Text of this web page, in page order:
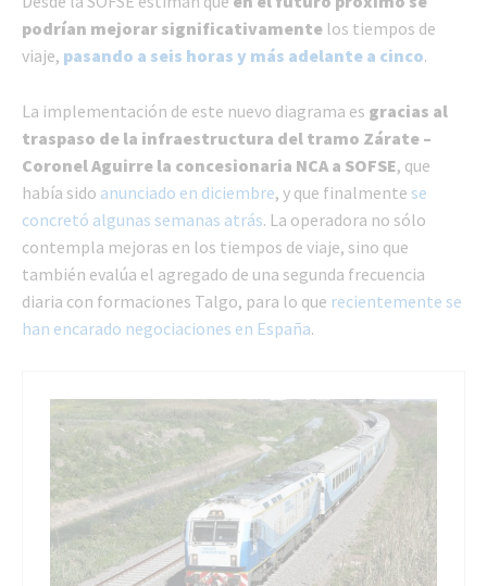
podrían mejorar significativamente los tiempos de
viaje, pasando a seis horas y más adelante a cinco.
La implementación de este nuevo diagrama es gracias al
traspaso de la infraestructura del tramo Zárate –
Coronel Aguirre la concesionaria NCA a SOFSE, que
había sido anunciado en diciembre, y que finalmente se
concretó algunas semanas atrás. La operadora no sólo
contempla mejoras en los tiempos de viaje, sino que
también evalúa el agregado de una segunda frecuencia
diaria con formaciones Talgo, para lo que recientemente se
han encarado negociaciones en España.